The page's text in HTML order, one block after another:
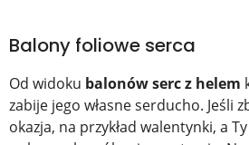
Balony foliowe serca
Od widoku balonów serc z helem
zabije jego własne serducho. Jeśli
okazja, na przykład walentynki, a